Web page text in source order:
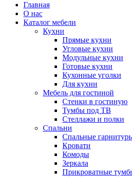
Главная
О нас
Каталог мебели
Кухни
Прямые кухни
Угловые кухни
Модульные кухни
Готовые кухни
Кухонные уголки
Для кухни
Мебель для гостиной
Стенки в гостиную
Тумбы под ТВ
Стеллажи и полки
Спальни
Спальные
Кровати
Комоды
Зеркала
Прикроватные